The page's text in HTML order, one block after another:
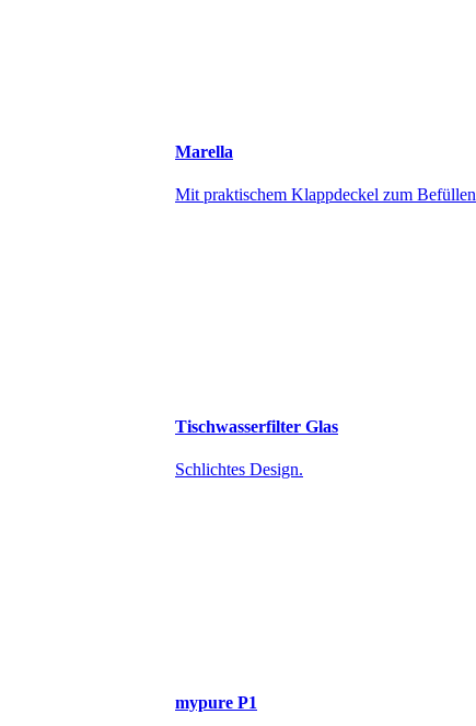
Marella
Mit praktischem Klappdeckel zum Befüllen
Tischwasserfilter Glas
Schlichtes Design.
mypure P1​